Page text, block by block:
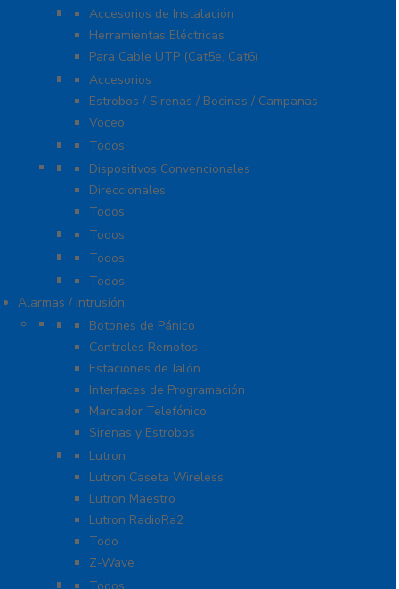
Herramientas
Accesorios de Instalación
Herramientas Eléctricas
Para Cable UTP (Cat5e, Cat6)
Notificación y Voceo
Accesorios
Estrobos / Sirenas / Bocinas / Campanas
Voceo
Señalamientos
Todos
Paneles de Incendio
Dispositivos Convencionales
Direccionales
Todos
Probadores
Todos
Protección Contra Sobretensiones
Todos
Cables
Todos
Alarmas / Intrusión
Accesorios
Botones de Pánico
Controles Remotos
Estaciones de Jalón
Interfaces de Programación
Marcador Telefónico
Sirenas y Estrobos
Automatización – Casa Inteligente
Lutron
Lutron Caseta Wireless
Lutron Maestro
Lutron RadioRa2
Todo
Z-Wave
Cables
Todos